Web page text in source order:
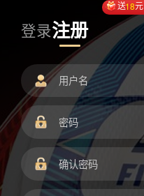
登录注册
送18元